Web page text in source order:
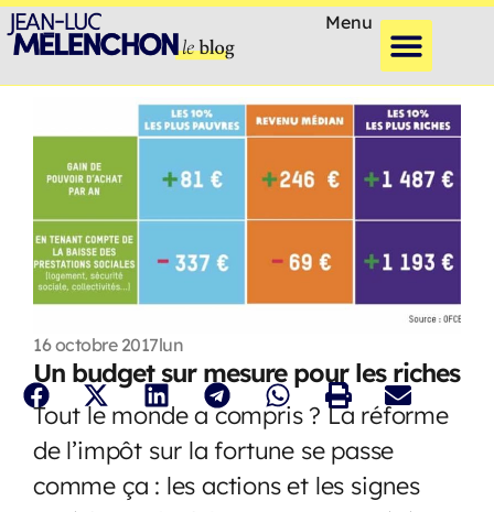
Menu
16 octobre 2017lun
Un budget sur mesure pour les riches
Tout le monde a compris ? La réforme
de l’impôt sur la fortune se passe
comme ça : les actions et les signes